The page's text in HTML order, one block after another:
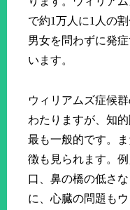
で約1万人に1人の
男女を問わずに発
います。
ウィリアムズ症候
わたりますが、知
最も一般的です。
徴も見られます。
口、鼻の橋の低さ
に、心臓の問題も